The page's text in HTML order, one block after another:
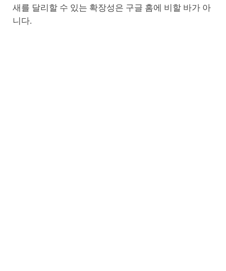
새를 달리할 수 있는 확장성은 구글 홈에 비할 바가 아
니다.